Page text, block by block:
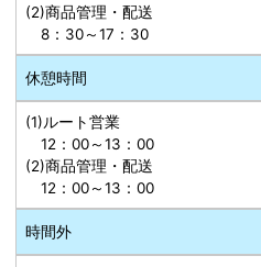
(2)商品管理・配送
8：30～17：30
休憩時間
(1)ルート営業
12：00～13：00
(2)商品管理・配送
12：00～13：00
時間外